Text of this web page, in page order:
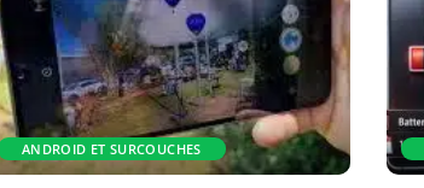
ANDROID ET SURCOUCHES